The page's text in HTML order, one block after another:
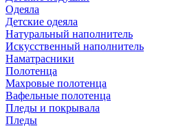
Одеяла
Детские одеяла
Натуральный наполнитель
Искуcственный наполнитель
Наматрасники
Полотенца
Махровые полотенца
Вафельные полотенца
Пледы и покрывала
Пледы